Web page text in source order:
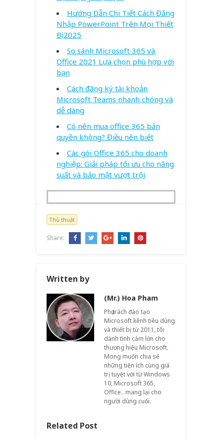
Hướng Dẫn Chi Tiết Cách Đăng
Nhập PowerPoint Trên Mọi Thiết
Bị 2025
So sánh Microsoft 365 và
Office 2021 Lựa chọn phù hợp với
bạn
Cách đăng ký tài khoản
Microsoft Teams nhanh chóng và
dễ dàng
Có nên mua office 365 bản
quyền không? Điều nên biết
Các gói Office 365 cho doanh
nghiệp: Giải pháp tối ưu cho năng
suất và bảo mật vượt trội
Thủ thuật
Share:
Written by
(Mr.) Hoa Pham
Phụ trách đào tạo
Microsoft kênh tiêu dùng
và thiết bị từ 2011, tôi
dành tình cảm lớn cho
thương hiệu Microsoft.
Mong muốn chia sẻ
những tiện ích cùng giá
trị tuyệt vời từ Windows
10, Microsoft 365,
Office.. mang lại cho
người dùng cuối.
Related Post